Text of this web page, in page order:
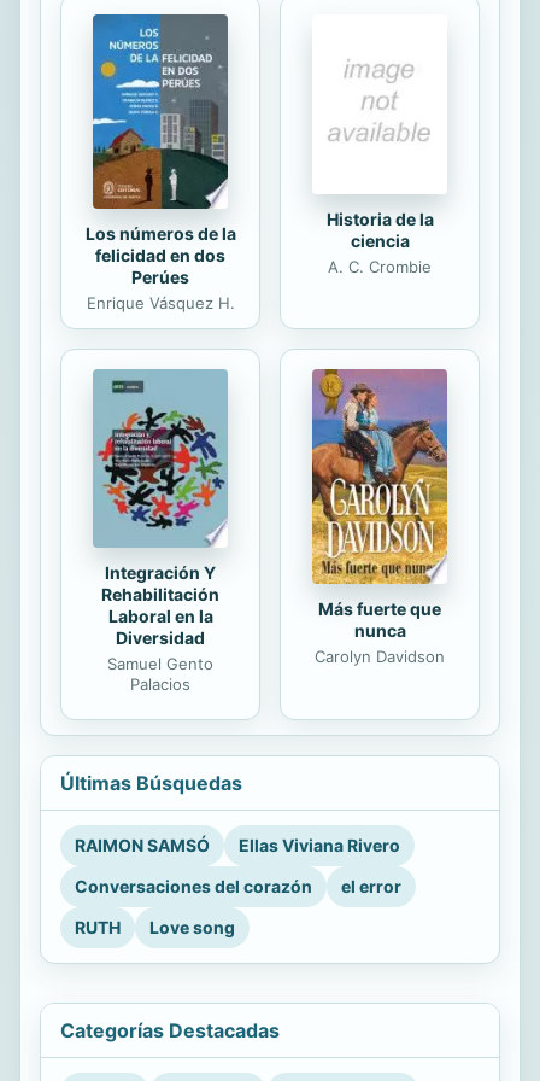
Los números de la
felicidad en dos
Perúes
Enrique Vásquez H.
Historia de la
ciencia
A. C. Crombie
Integración Y
Rehabilitación
Laboral en la
Diversidad
Samuel Gento
Palacios
Más fuerte que
nunca
Carolyn Davidson
Últimas Búsquedas
RAIMON SAMSÓ
Ellas Viviana Rivero
Conversaciones del corazón
el error
RUTH
Love song
Categorías Destacadas